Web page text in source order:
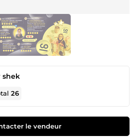
shek
26
le vendeur